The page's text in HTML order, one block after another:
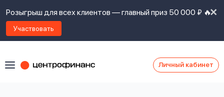
Розыгрыш для всех клиентов — главный приз 50 000 ₽ 🔥
Участвовать
Личный кабинет